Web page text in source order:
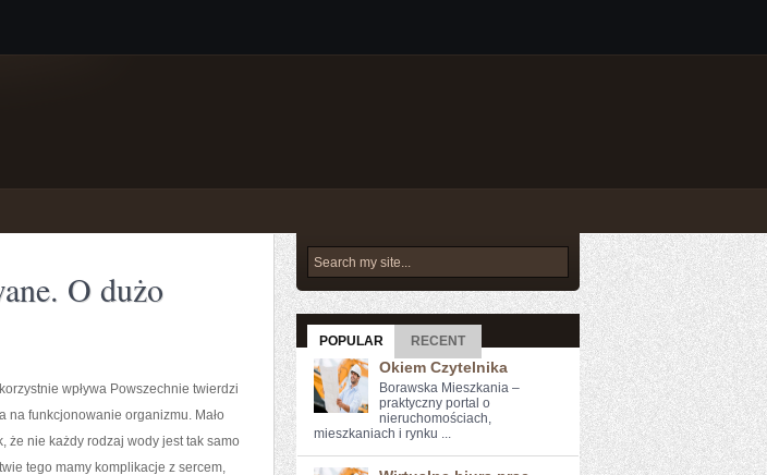
O dużo
wpływa Powszechnie twierdzi
na funkcjonowanie organizmu. Mało
że nie każdy rodzaj wody jest tak samo
tego mamy komplikacje z sercem,
POPULAR RECENT
Okiem Czytelnika
Borawska Mieszkania –
praktyczny portal o
nieruchomościach,
mieszkaniach i rynku ...